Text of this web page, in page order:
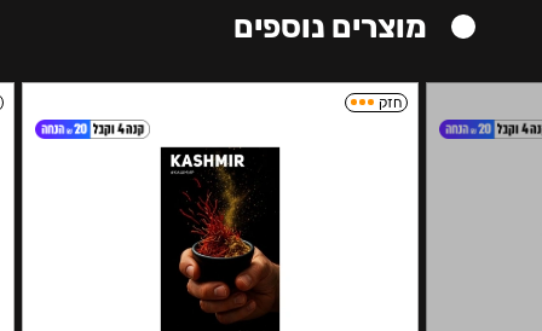
מוצרים נוספים
חזק